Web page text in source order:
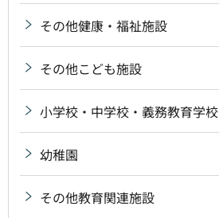
その他健康・福祉施設
その他こども施設
小学校・中学校・義務教育学校
幼稚園
その他教育関連施設